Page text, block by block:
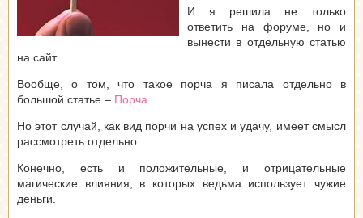
И я решила не только
ответить на форуме, но и
вынести в отдельную статью
на сайт.
Вообще, о том, что такое порча я писала отдельно в
большой статье – Порча
Но этот случай, как вид порчи на успех и удачу, имеет смысл
рассмотреть отдельно.
Конечно, есть и положительные, и отрицательные
магические влияния, в которых ведьма использует чужие
деньги.